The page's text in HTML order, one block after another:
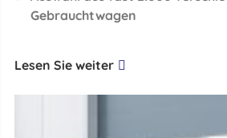
Gebrauchtwagen
Lesen Sie weiter